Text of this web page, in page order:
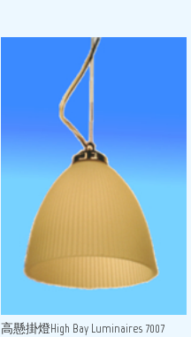
高懸掛燈High Bay Luminaires 7007